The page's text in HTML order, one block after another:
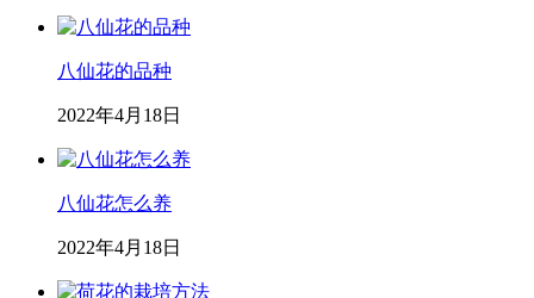
八仙花的品种
2022年4月18日
八仙花怎么养
2022年4月18日